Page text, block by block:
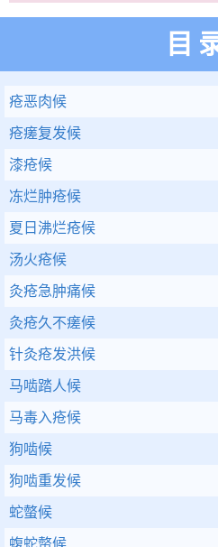
目
疮恶肉候
疮瘥复发候
漆疮候
冻烂肿疮候
夏日沸烂疮候
汤火疮候
灸疮急肿痛候
灸疮久不瘥候
针灸疮发洪候
马啮踏人候
马毒入疮候
狗啮候
狗啮重发候
蛇螫候
蝮蛇螫候